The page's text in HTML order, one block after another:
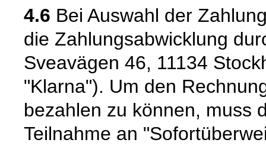
4.6 Bei Auswahl der
die Zahlungsabwicklung
Sveavägen 46, 11134
"Klarna"). Um den
bezahlen zu können, muss
Teilnahme an